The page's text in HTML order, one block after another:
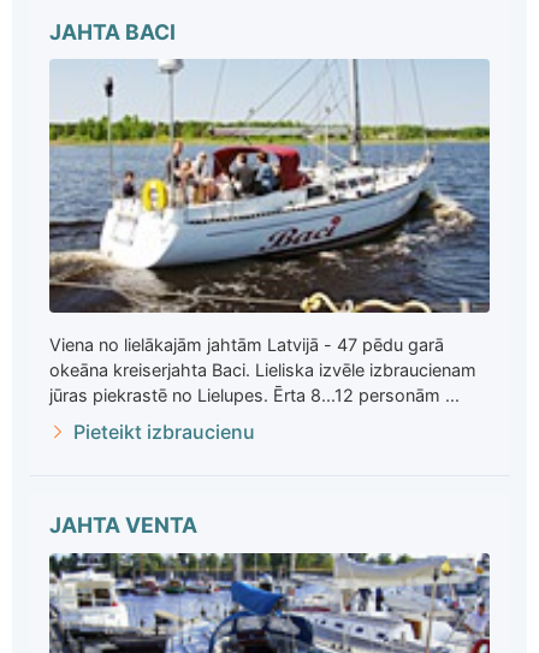
JAHTA BACI
Viena no lielākajām jahtām Latvijā - 47 pēdu garā
okeāna kreiserjahta Baci. Lieliska izvēle izbraucienam
jūras piekrastē no Lielupes. Ērta 8...12 personām ...
Pieteikt izbraucienu
JAHTA VENTA